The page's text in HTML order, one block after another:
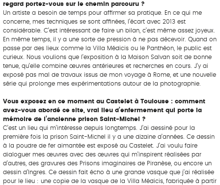
regard portez-vous sur le chemin parcouru ?
Un artiste a besoin de temps pour affirmer sa pratique. En ce qui me
concerne, mes techniques se sont affinées, l’écart avec 2013 est
considérable. C’est intéressant de faire un bilan, c’est même assez joyeux.
En même temps, il y a une sorte de pression à ne pas décevoir. Quand on
passe par des lieux comme la Villa Médicis ou le Panthéon, le public est
curieux. Nous voulions que l’exposition à la Maison Salvan soit de bonne
tenue, qu’elle combine œuvres antérieures et recherches en cours. J’y ai
exposé pas mal de travaux issus de mon voyage à Rome, et une nouvelle
série qui prolonge mes expérimentations autour de la photographie.
Vous exposez en ce moment au Castelet à Toulouse : comment
avez-vous abordé ce site, vrai lieu d’enfermement qui porte la
mémoire de l’ancienne prison Saint-Michel ?
C’est un lieu qui m’intéresse depuis longtemps. J’ai dessiné pour la
première fois la prison Saint-Michel il y a une dizaine d’années. Ce dessin
à la poudre de fer aimantée est exposé au Castelet. J’ai voulu faire
dialoguer mes œuvres avec des œuvres qui m’inspirent réalisées par
d’autres, des gravures des Prisons imaginaires de Piranèse, ou encore un
dessin d’Ingres. Ce dessin fait écho à une grande vasque que j’ai réalisée
pour le lieu : une copie de la vasque de la Villa Médicis, fabriquée à partir